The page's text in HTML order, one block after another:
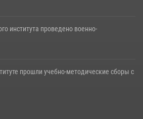
института проведено военно-
прошли учебно-методические сборы с